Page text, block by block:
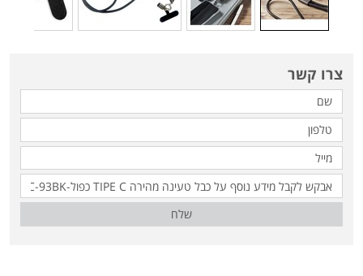
צרו קשר
שלח